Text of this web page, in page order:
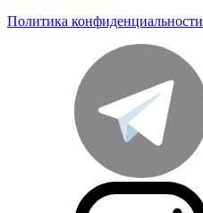
Политика конфиденциальности